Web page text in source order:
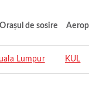
Orașul de sosire
Lumpur KUL